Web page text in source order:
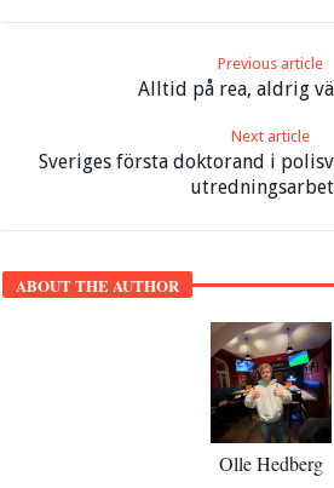
Previous article
Alltid på rea, aldrig
Next article
Sveriges första doktorand i
ABOUT THE AUTHOR
Olle Hedberg